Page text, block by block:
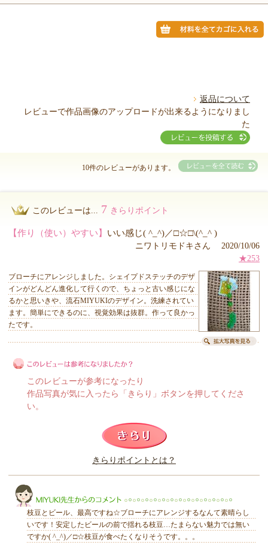
返品について
レビューで作品画像のアップロードが出来るようになりまし
た
10件のレビューがあります。
このレビューは... 7 きらりポイント
【作り（使い）やすい】 いい感じ( ^_^)／□☆□\(^_^ )
ニワトリモドキさん 2020/10/06
★253
ブローチにアレンジしました。シェイプドステッチのデザ
インがどんどん進化して行くので、ちょっと古い感じにな
るかと思いきや、流石MIYUKIのデザイン。洗練されてい
ます。簡単にできるのに、視覚効果は抜群。作って良かっ
たです。
このレビューは参考になりましたか？
このレビューが参考になったり
作品写真が気に入ったら「きらり」ボタンを押してくださ
い。
きらりポイントとは？
枝豆とビール、最高ですね☆ブローチにアレンジするなんて素晴らし
いです！安定したビールの前で揺れる枝豆…たまらない魅力では無い
ですか( ^_^)／□☆枝豆が食べたくなりそうです。。。